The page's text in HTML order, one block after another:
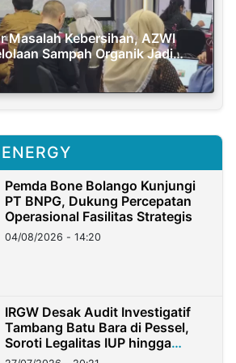
Masalah Kebersihan, AZWI
Sampah Organik Jadi
Pemda Bone Bolango Kunjungi
PT BNPG, Dukung Percepatan
Operasional Fasilitas Strategis
04/08/2026 - 14:20
IRGW Desak Audit Investigatif
Tambang Batu Bara di Pessel,
Soroti Legalitas IUP hingga
Stockpile